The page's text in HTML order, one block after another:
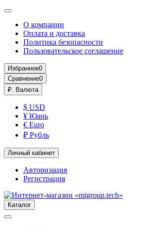
О компании
Оплата и доставка
Политика безопасности
Пользовательское соглашение
Избранное0
Сравнение0
₽. Валюта
$ USD
¥ Юань
€ Euro
₽ Рубль
Личный кабинет
Авторизация
Регистрация
Каталог